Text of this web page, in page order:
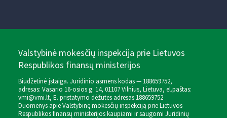
Valstybinė mokesčių inspekcija prie Lietuvos
Respublikos finansų ministerijos
Biudžetinė įstaiga. Juridinio asmens kodas — 188659752,
adresas: Vasario 16-osios g. 14, 01107 Vilnius, Lietuva, el.paštas:
vmi@vmi.lt, E. pristatymo dėžutės adresas 188659752
Duomenys apie Valstybinę mokesčių inspekciją prie Lietuvos
Respublikos finansų ministerijos kaupiami ir saugomi Juridinių